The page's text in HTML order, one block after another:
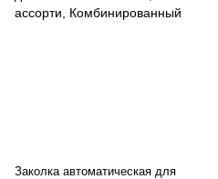
Заколка автоматическая для